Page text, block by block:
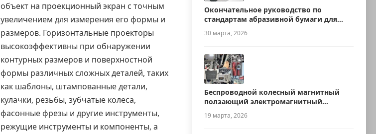
объект на проекционный экран с точным
увеличением для измерения его формы и
размеров. Горизонтальные проекторы
высокоэффективны при обнаружении
контурных размеров и поверхностной
формы различных сложных деталей, таких
как шаблоны, штампованные детали,
кулачки, резьбы, зубчатые колеса,
фасонные фрезы и другие инструменты,
режущие инструменты и компоненты, а
Окончательное руководство по
стандартам абразивной бумаги для
металлографии
30 марта, 2026
Беспроводной колесный магнитный
ползающий электромагнитный
ультразвуковой робот для измерения
толщины
19 марта, 2026